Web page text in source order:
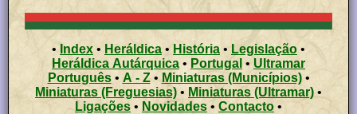
• Index • Heráldica • História • Legislação •
Heráldica Autárquica • Portugal •Ultramar
Português• A - Z•Miniaturas (Municípios)•
Miniaturas (Freguesias) • Miniaturas (Ultramar) •
Ligações • Novidades• Contacto •